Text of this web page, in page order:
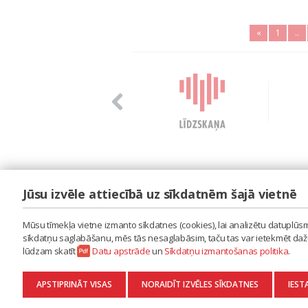
« 1 ..
LAIPA
ES RADU MŪZIKU
AKTUALITĀTES
KONTAKTI
SĪKDATŅU IZMANTOŠANAS POLITIKA
DATU APSTRĀDE
Jūsu izvēle attiecībā uz sīkdatnēm šajā vietnē
Mūsu tīmekļa vietne izmanto sīkdatnes (cookies), lai analizētu
sīkdatņu saglabāšanu, mēs tās nesaglabāsim, taču tas var ietekmēt
lūdzam skatīt
Datu apstrādeun Sīkdatņu izmantošanas politika.
APSTIPRINĀT VISAS NORAIDĪT IZVĒLES SĪKDATNES